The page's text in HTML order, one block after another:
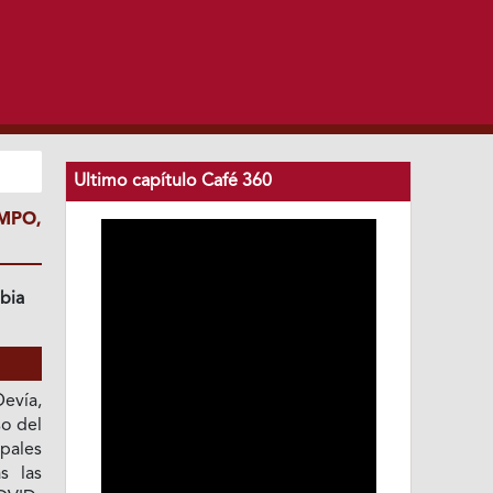
del
las
Ultimo capítulo Café 360